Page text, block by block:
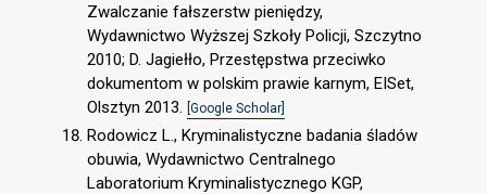
Zwalczanie fałszerstw pieniędzy,
Wydawnictwo Wyższej Szkoły Policji, Szczytno
2010; D. Jagiełło, Przestępstwa przeciwko
dokumentom w polskim prawie karnym, EISet,
Olsztyn 2013. [Google Scholar]
Rodowicz L., Kryminalistyczne badania śladów
obuwia, Wydawnictwo Centralnego
Laboratorium Kryminalistycznego KGP,